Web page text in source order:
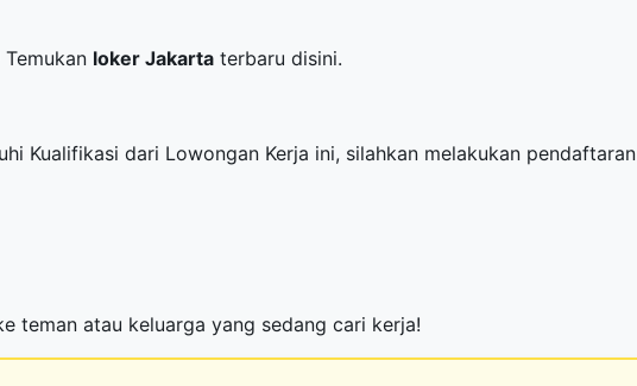
loker Jakarta terbaru disini.
Kualifikasi dari Lowongan Kerja ini, silahkan melakukan pendaftaran
teman atau keluarga yang sedang cari kerja!